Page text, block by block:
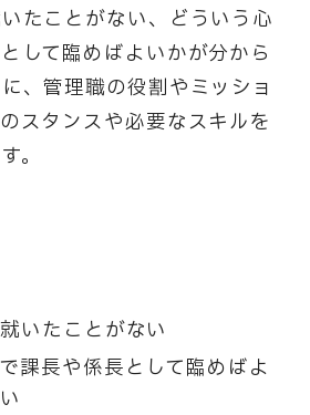
たことがない、どういう心
して臨めばよいかが分から
、管理職の役割やミッショ
スタンスや必要なスキルを
。
いたことがない
課長や係長として臨めばよ